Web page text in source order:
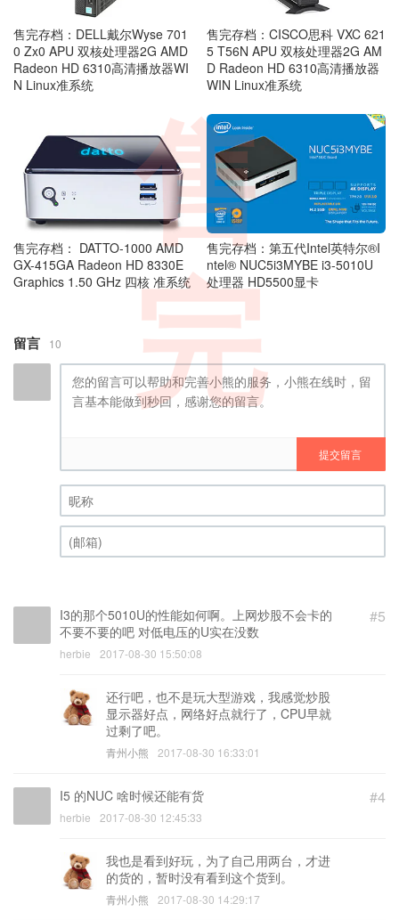
售完存档：DELL戴尔Wyse 701
0 Zx0 APU 双核处理器2G AMD
Radeon HD 6310高清播放器WI
N Linux准系统
售完存档：CISCO思科 VXC 621
5 T56N APU 双核处理器2G AM
D Radeon HD 6310高清播放器
WIN Linux准系统
售完存档： DATTO-1000 AMD
GX-415GA Radeon HD 8330E
Graphics 1.50 GHz 四核 准系统
售完存档：第五代Intel英特尔®I
ntel® NUC5i3MYBE i3-5010U
处理器 HD5500显卡
留言 10
提交留言
昵称 (必填)
#5
I3的那个5010U的性能如何啊。上网炒股不会卡的
不要不要的吧 对低电压的U实在没数
herbie 2017-08-30 15:50:08
还行吧，也不是玩大型游戏，我感觉炒股
显示器好点，网络好点就行了，CPU早就
过剩了吧。
青州小熊 2017-08-30 16:33:01
#4
I5 的NUC 啥时候还能有货
herbie 2017-08-30 12:45:33
我也是看到好玩，为了自己用两台，才进
的货的，暂时没有看到这个货到。
青州小熊 2017-08-30 14:29:17
售
完